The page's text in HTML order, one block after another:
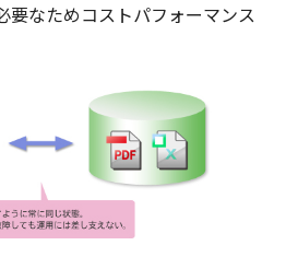
要なためコストパフォーマンス